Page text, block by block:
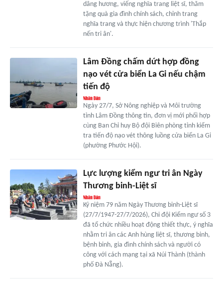
dâng hương, viếng nghĩa trang liệt sĩ, thăm
tặng quà gia đình chính sách, chỉnh trang
nghĩa trang và thực hiện chương trình 'Thắp
nến tri ân'.
Lâm Đồng chấm dứt hợp đồng
nạo vét cửa biển La Gi nếu chậm
tiến độ
Ngày 27/7, Sở Nông nghiệp và Môi trường
tỉnh Lâm Đồng thông tin, đơn vị mới phối hợp
cùng Ban Chỉ huy Bộ đội Biên phòng tỉnh kiểm
tra tiến độ nạo vét thông luồng cửa biển La Gi
(phường Phước Hội).
Lực lượng kiểm ngư tri ân Ngày
Thương binh-Liệt sĩ
Kỷ niệm 79 năm Ngày Thương binh-Liệt sĩ
(27/7/1947-27/7/2026), Chi đội Kiểm ngư số 3
đã tổ chức nhiều hoạt động thiết thực, ý nghĩa
nhằm tri ân các Anh hùng liệt sĩ, thương binh,
bệnh binh, gia đình chính sách và người có
công với cách mạng tại xã Núi Thành (thành
phố Đà Nẵng).